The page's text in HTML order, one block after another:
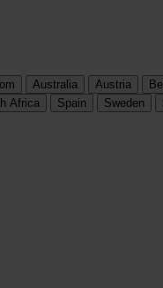
Australia Austria
Africa Spain Sweden